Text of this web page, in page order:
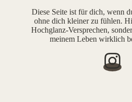
Diese Seite ist für dich, wenn
ohne dich kleiner zu fühlen.
Hochglanz-Versprechen,
meinem Leben wirklich